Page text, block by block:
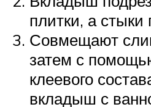
плитки, а стыки
Совмещают
затем с
клеевого
вкладыш с